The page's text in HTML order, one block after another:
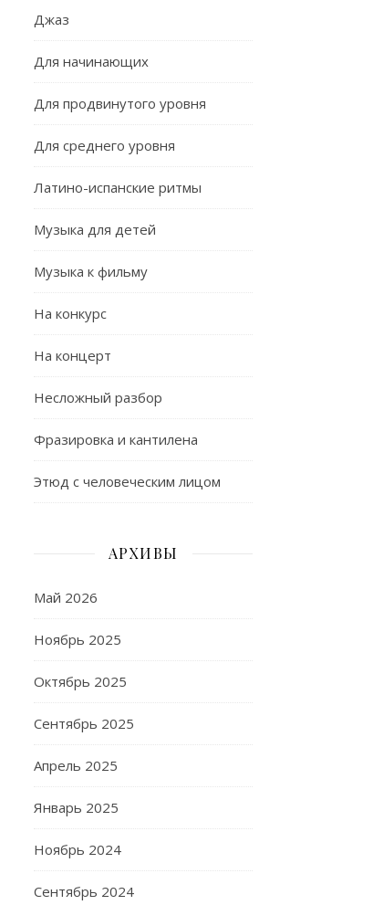
Джаз
Для начинающих
Для продвинутого уровня
Для среднего уровня
Латино-испанские ритмы
Музыка для детей
Музыка к фильму
На конкурс
На концерт
Несложный разбор
Фразировка и кантилена
Этюд с человеческим лицом
АРХИВЫ
Май 2026
Ноябрь 2025
Октябрь 2025
Сентябрь 2025
Апрель 2025
Январь 2025
Ноябрь 2024
Сентябрь 2024